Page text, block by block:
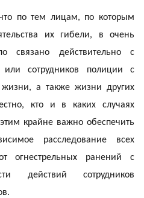
по тем лицам, по которым
их гибели, в очень
связано действительно с
сотрудников полиции с
а также жизни других
кто и в каких случаях
крайне важно обеспечить
расследование всех
огнестрельных ранений с
действий сотрудников